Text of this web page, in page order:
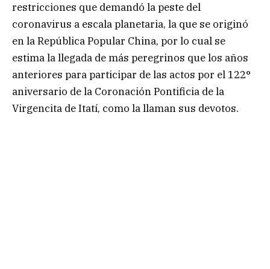
restricciones que demandó la peste del
coronavirus a escala planetaria, la que se originó
en la República Popular China, por lo cual se
estima la llegada de más peregrinos que los años
anteriores para participar de las actos por el 122°
aniversario de la Coronación Pontificia de la
Virgencita de Itatí, como la llaman sus devotos.